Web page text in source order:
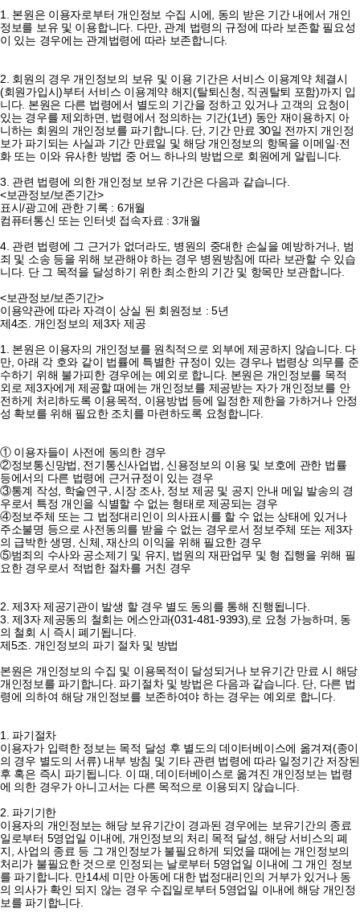
1. 본원은 이용자로부터 개인정보 수집 시에, 동의 받은 기간 내에서 개인
정보를 보유 및 이용합니다. 다만, 관계 법령의 규정에 따라 보존할 필요성
이 있는 경우에는 관계법령에 따라 보존합니다.
2. 회원의 경우 개인정보의 보유 및 이용 기간은 서비스 이용계약 체결시
(회원가입시)부터 서비스 이용계약 해지(탈퇴신청, 직권탈퇴 포함)까지 입
니다. 본원은 다른 법령에서 별도의 기간을 정하고 있거나 고객의 요청이
있는 경우를 제외하면, 법령에서 정의하는 기간(1년) 동안 재이용하지 아
니하는 회원의 개인정보를 파기합니다. 단, 기간 만료 30일 전까지 개인정
보가 파기되는 사실과 기간 만료일 및 해당 개인정보의 항목을 이메일·전
화 또는 이와 유사한 방법 중 어느 하나의 방법으로 회원에게 알립니다.
3. 관련 법령에 의한 개인정보 보유 기간은 다음과 같습니다.
<보관정보/보존기간>
표시/광고에 관한 기록 : 6개월
컴퓨터통신 또는 인터넷 접속자료 : 3개월
4. 관련 법령에 그 근거가 없더라도, 병원의 중대한 손실을 예방하거나, 범
죄 및 소송 등을 위해 보관해야 하는 경우 병원방침에 따라 보관할 수 있습
니다. 단 그 목적을 달성하기 위한 최소한의 기간 및 항목만 보관합니다.
<보관정보/보존기간>
이용약관에 따라 자격이 상실 된 회원정보 : 5년
제4조. 개인정보의 제3자 제공
1. 본원은 이용자의 개인정보를 원칙적으로 외부에 제공하지 않습니다. 다
만, 아래 각 호와 같이 법률에 특별한 규정이 있는 경우나 법령상 의무를 준
수하기 위해 불가피한 경우에는 예외로 합니다. 본원은 개인정보를 목적
외로 제3자에게 제공할 때에는 개인정보를 제공받는 자가 개인정보를 안
전하게 처리하도록 이용목적, 이용방법 등에 일정한 제한을 가하거나 안정
성 확보를 위해 필요한 조치를 마련하도록 요청합니다.
① 이용자들이 사전에 동의한 경우
②정보통신망법, 전기통신사업법, 신용정보의 이용 및 보호에 관한 법률
등에서의 다른 법령에 근거규정이 있는 경우
③통계 작성, 학술연구, 시장 조사, 정보 제공 및 공지 안내 메일 발송의 경
우로서 특정 개인을 식별할 수 없는 형태로 제공되는 경우
④정보주체 또는 그 법정대리인이 의사표시를 할 수 없는 상태에 있거나
주소불명 등으로 사전동의를 받을 수 없는 경우로서 정보주체 또는 제3자
의 급박한 생명, 신체, 재산의 이익을 위해 필요한 경우
⑤범죄의 수사와 공소제기 및 유지, 법원의 재판업무 및 형 집행을 위해 필
요한 경우로서 적법한 절차를 거친 경우
2. 제3자 제공기관이 발생 할 경우 별도 동의를 통해 진행됩니다.
3. 제3자 제공동의 철회는 에스안과(031-481-9393),로 요청 가능하며, 동
의 철회 시 즉시 폐기됩니다.
제5조. 개인정보의 파기 절차 및 방법
본원은 개인정보의 수집 및 이용목적이 달성되거나 보유기간 만료 시 해당
개인정보를 파기합니다. 파기절차 및 방법은 다음과 같습니다. 단, 다른 법
령에 의하여 해당 개인정보를 보존하여야 하는 경우는 예외로 합니다.
1. 파기절차
이용자가 입력한 정보는 목적 달성 후 별도의 데이터베이스에 옮겨져(종이
의 경우 별도의 서류) 내부 방침 및 기타 관련 법령에 따라 일정기간 저장된
후 혹은 즉시 파기됩니다. 이 때, 데이터베이스로 옮겨진 개인정보는 법령
에 의한 경우가 아니고서는 다른 목적으로 이용되지 않습니다.
2. 파기기한
이용자의 개인정보는 해당 보유기간이 경과된 경우에는 보유기간의 종료
일로부터 5영업일 이내에, 개인정보의 처리 목적 달성, 해당 서비스의 폐
지, 사업의 종료 등 그 개인정보가 불필요하게 되었을 때에는 개인정보의
처리가 불필요한 것으로 인정되는 날로부터 5영업일 이내에 그 개인 정보
를 파기합니다. 만14세 미만 아동에 대한 법정대리인의 거부가 있거나 동
의 의사가 확인 되지 않는 경우 수집일로부터 5영업일 이내에 해당 개인정
보를 파기합니다.